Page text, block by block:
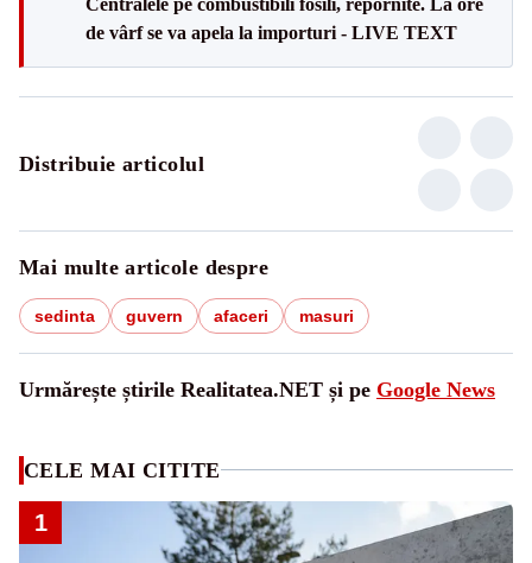
de vârf se va apela la importuri - LIVE TEXT
Distribuie articolul
Mai multe articole despre
sedinta guvern afaceri masuri
Urmărește știrile Realitatea.NET și pe Google News
CELE MAI CITITE
1